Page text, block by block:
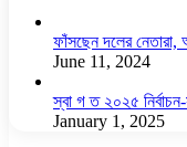
ফাঁসছেন দলের
June 11, 2024
স্বা গ ত ২০২৫
January 1, 2025